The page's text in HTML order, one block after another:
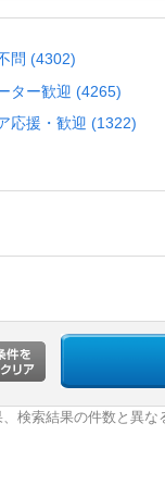
問 (4302)
ター歓迎 (4265)
応援・歓迎 (1322)
検索結果の件数と異な